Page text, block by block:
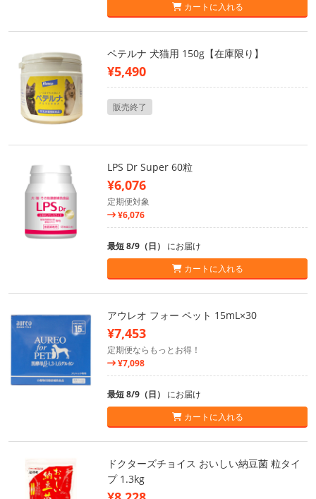
カートに入れる
ペテルナ 犬猫用 150g【在庫限り】
¥5,490
販売終了
LPS Dr Super 60粒
¥6,076
定期便対象
¥6,076
最短 8/9（日） にお届け
カートに入れる
アウレオ フォー ペット 15mL×30
¥7,453
定期便ならもっとお得！
¥7,098
最短 8/9（日） にお届け
カートに入れる
ドクターズチョイス おいしい納豆菌 粒タイ
プ 1.3kg